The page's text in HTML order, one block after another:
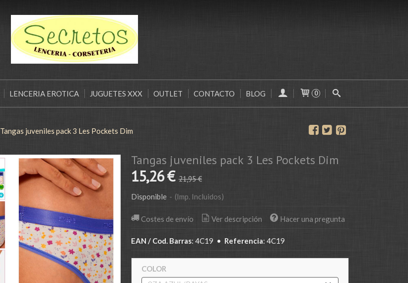
LENCERIA EROTICA JUGUETES XXX OUTLET CONTACTO BLOG 0
Tangas juveniles pack 3 Les Pockets Dim
Tangas juveniles pack 3 Les Pockets Dim
15,26 € 21,95 €
Disponible - (Imp. Incluidos)
Costes de envío Ver descripción Hacer una pregunta
EAN / Cod. Barras: 4C19 • Referencia: 4C19
COLOR